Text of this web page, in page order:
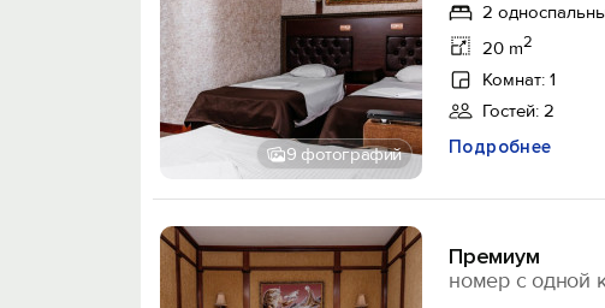
9 фотографий
2
20 m2
Комнат: 1
Гостей: 2
Подробнее
Премиум
номер с одной